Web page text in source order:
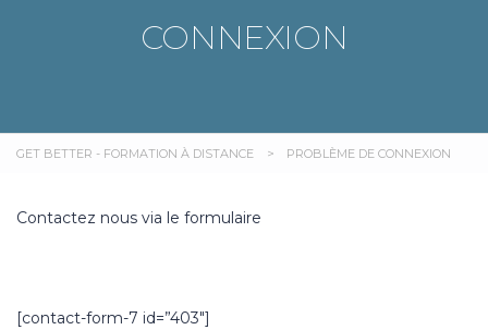
CONNEXION
GET BETTER - FORMATION À DISTANCE > PROBLÈME DE CONNEXION
Contactez nous via le formulaire
[contact-form-7 id=”403″]